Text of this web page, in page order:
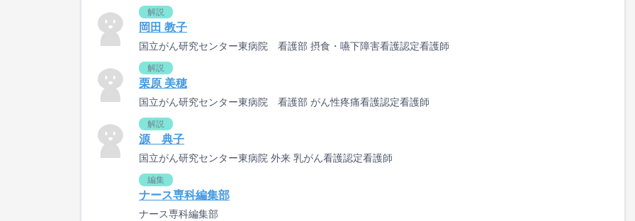
解説
岡田 教子
国立がん研究センター東病院 看護部 摂食・嚥下障害看護認定看護師
解説
栗原 美穂
国立がん研究センター東病院 看護部 がん性疼痛看護認定看護師
解説
源 典子
国立がん研究センター東病院 外来 乳がん看護認定看護師
編集
ナース専科編集部
ナース専科編集部